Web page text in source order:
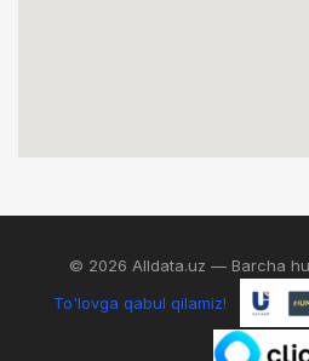
© 2026 Alldata.uz — Barcha
To'lovga qabul qilamiz!